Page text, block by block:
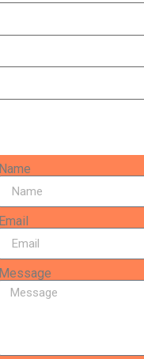
Name
Email
Message